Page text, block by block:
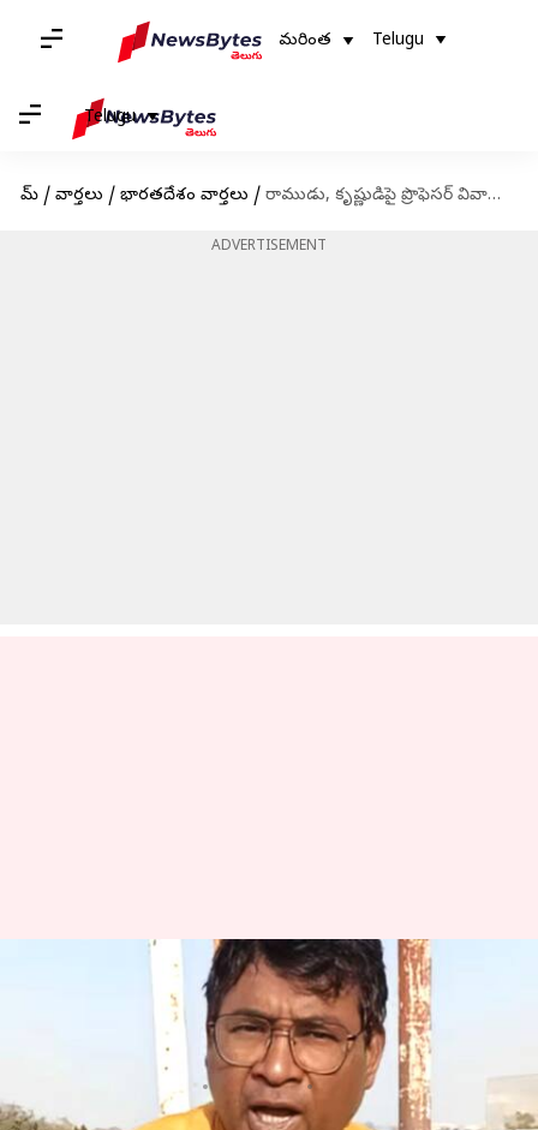
మరింత Telugu
Telugu
హోమ్ / వార్తలు / భారతదేశం వార్తలు / రాముడు, కృష్ణుడిపై ప్రొఫెసర్ వివాదాస్పద వ్యాఖ్యలు.. హిందూ సంఘాల ఫిర్యాదుతో కేసు నమోదు
ADVERTISEMENT
రాముడు, కృష్ణుడిపై ప్రొఫెసర్
వివాదాస్పద వ్యాఖ్యలు.. హిందూ
సంఘాల ఫిర్యాదుతో కేసు నమోదు
Oct 23, 2023 06:23 pm